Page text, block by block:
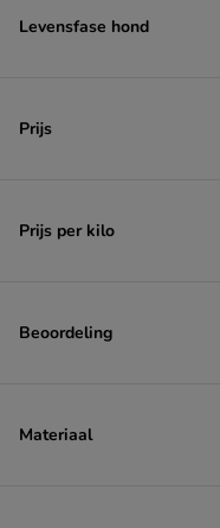
Levensfase hond
Prijs
Prijs per kilo
Beoordeling
Materiaal